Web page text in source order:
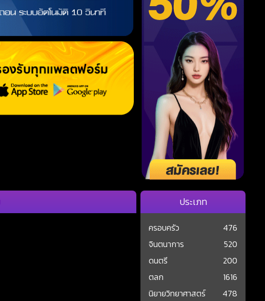
ประเภท
ครอบครัว
476
จินตนาการ
520
ดนตรี
200
ตลก
1616
นิยายวิทยาศาสตร์
478